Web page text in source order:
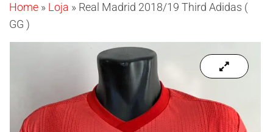
Home » Loja » Real Madrid 2018/19 Third Adidas (
GG )